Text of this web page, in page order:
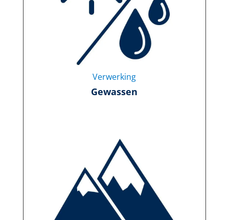
Verwerking
Gewassen